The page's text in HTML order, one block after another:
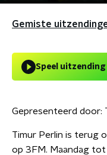
Gemiste
Speel
Gepresenteerd door:
Timur Perlin is terug
op 3FM. Maandag